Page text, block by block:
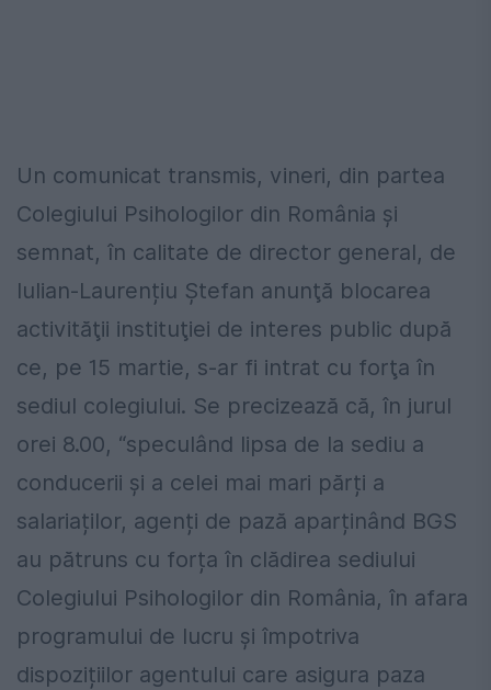
Un comunicat transmis, vineri, din partea
Colegiului Psihologilor din România şi
semnat, în calitate de director general, de
Iulian-Laurențiu Ștefan anunţă blocarea
activităţii instituţiei de interes public după
ce, pe 15 martie, s-ar fi intrat cu forţa în
sediul colegiului. Se precizează că, în jurul
orei 8.00, “speculând lipsa de la sediu a
conducerii și a celei mai mari părți a
salariaților, agenți de pază aparținând BGS
au pătruns cu forța în clădirea sediului
Colegiului Psihologilor din România, în afara
programului de lucru și împotriva
dispozițiilor agentului care asigura paza